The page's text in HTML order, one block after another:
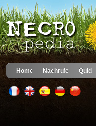
Home Nachrufe Quid